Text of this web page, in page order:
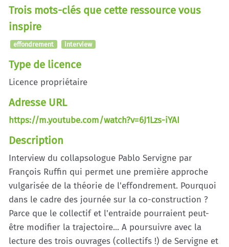
Trois mots-clés que cette ressource vous
inspire
effondrement interview
Type de licence
Licence propriétaire
Adresse URL
https://m.youtube.com/watch?v=6J1Lzs-iYAI
Description
Interview du collapsologue Pablo Servigne par
François Ruffin qui permet une première approche
vulgarisée de la théorie de l'effondrement. Pourquoi
dans le cadre des journée sur la co-construction ?
Parce que le collectif et l'entraide pourraient peut-
être modifier la trajectoire... A poursuivre avec la
lecture des trois ouvrages (collectifs !) de Servigne et